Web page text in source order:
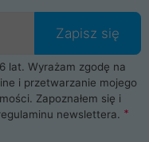
Zapisz się
lat. Wyrażam zgodę na
i przetwarzanie mojego
Zapoznałem się i
newslettera.